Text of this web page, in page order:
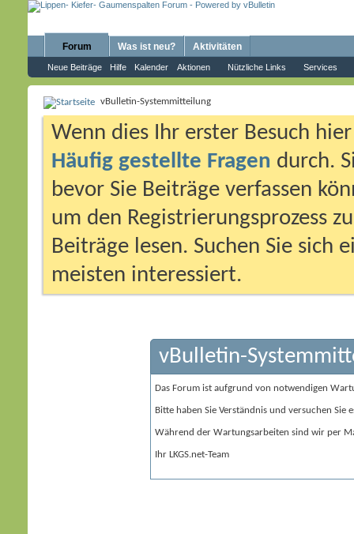
Forum
Neue Beiträge Hilfe Kalender Aktionen Nützliche Links Services
Was ist neu? Aktivitäten
vBulletin-Systemmitteilung
Wenn dies Ihr erster Besuch
Häufig gestellte Fragen durch.
bevor Sie Beiträge verfassen
um den Registrierungsprozess
Beiträge lesen. Suchen Sie sich
meisten interessiert.
vBulletin-
Das Forum ist aufgrund von notwendigen
Bitte haben Sie Verständnis und versuchen Sie
Während der Wartungsarbeiten sind wir per
Ihr LKGS.net-Team